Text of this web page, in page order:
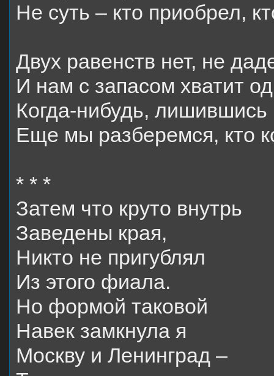
Не суть – кто приобрел,
Двух равенств нет, не
И нам с запасом хватит
Когда-нибудь,
Еще мы разберемся, кто
* * *
Затем что круто внутрь
Заведены края,
Никто не пригублял
Из этого фиала.
Но формой таковой
Навек замкнула я
Москву и Ленинград –